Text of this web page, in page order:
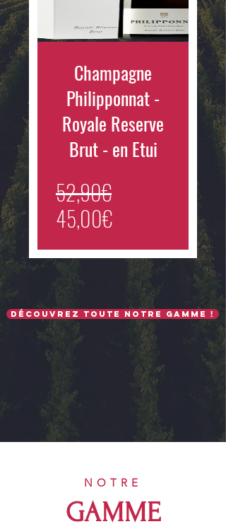
Champagne
Philipponnat -
Royale Reserve
Brut - en Etui
52,90€
45,00€Prix
promotionnel
Découvrez toute notre gamme !
NOTRE
GAMME